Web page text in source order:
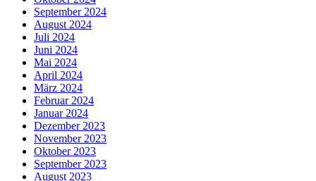
September 2024
August 2024
Juli 2024
Juni 2024
Mai 2024
April 2024
März 2024
Februar 2024
Januar 2024
Dezember 2023
November 2023
Oktober 2023
September 2023
August 2023